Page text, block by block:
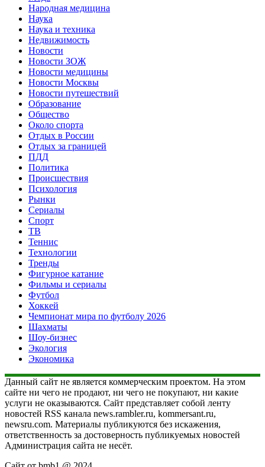
Народная медицина
Наука
Наука и техника
Недвижимость
Новости
Новости ЗОЖ
Новости медицины
Новости Москвы
Новости путешествий
Образование
Общество
Около спорта
Отдых в России
Отдых за границей
ПДД
Политика
Происшествия
Психология
Рынки
Сериалы
Спорт
ТВ
Теннис
Технологии
Тренды
Фигурное катание
Фильмы и сериалы
Футбол
Хоккей
Чемпионат мира по футболу 2026
Шахматы
Шоу-бизнес
Экология
Экономика
Данный сайт не является коммерческим проектом. На этом
сайте ни чего не продают, ни чего не покупают, ни какие
услуги не оказываются. Сайт представляет собой ленту
новостей RSS канала news.rambler.ru, kommersant.ru,
newsru.com. Материалы публикуются без искажения,
ответственность за достоверность публикуемых новостей
Администрация сайта не несёт.